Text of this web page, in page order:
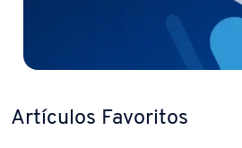
Artículos Favoritos